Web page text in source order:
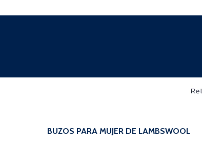
BUZOS PARA MUJER DE LAMBSWOOL